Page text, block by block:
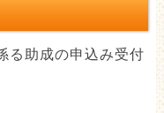
る助成の申込み受付